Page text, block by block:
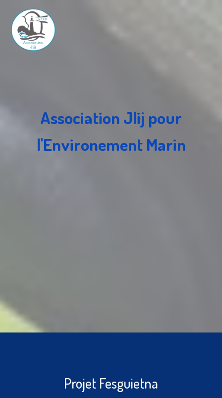
Association Jlij pour
l'Environement Marin
Projet Fesguietna